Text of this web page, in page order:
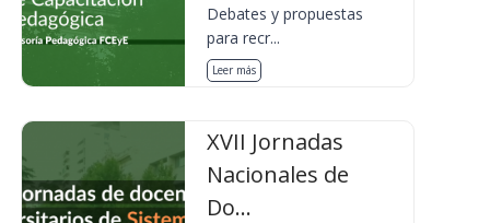
Debates y propuestas
para recr...
Leer más
XVII Jornadas
Nacionales de
Do...